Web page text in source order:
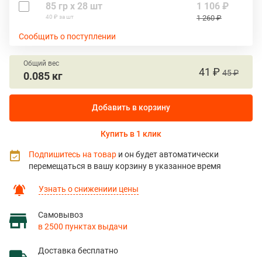
85 гр х 28 шт
40 ₽ за шт
1 106 ₽
1 260 ₽
Сообщить о поступлении
Узнать о снижениии цены
Самовывоз
в 2500 пунктах выдачи
Доставка бесплатно
Общий вес
0.085 кг 41 ₽ 45 ₽
Добавить в корзину
Купить в 1 клик
Подпишитесь на товар и он будет автоматически
перемещаться в вашу корзину в указанное время